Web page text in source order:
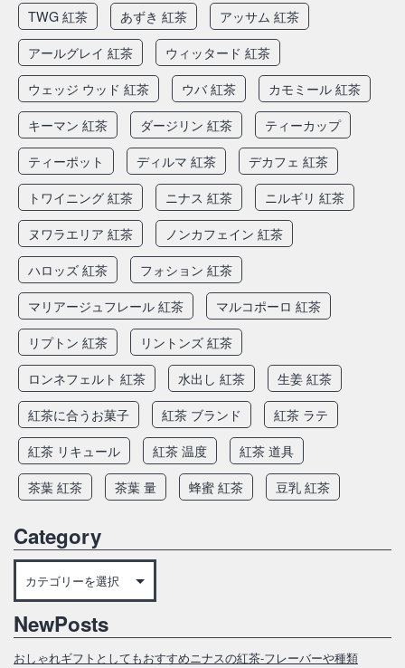
TWG 紅茶 あずき 紅茶
アッサム 紅茶
アールグレイ 紅茶
ウィッタード 紅茶
ウェッジ ウッド 紅茶
ウバ 紅茶
カモミール 紅茶
キーマン 紅茶
ダージリン 紅茶
ティーカップ
ティーポット
ディルマ 紅茶
デカフェ 紅茶
トワイニング 紅茶
ニナス 紅茶
ニルギリ 紅茶
ヌワラエリア 紅茶
ノンカフェイン 紅茶
ハロッズ 紅茶
フォション 紅茶
マリアージュフレール 紅茶
マルコポーロ 紅茶
リプトン 紅茶
リントンズ 紅茶
ロンネフェルト 紅茶
水出し 紅茶
生姜 紅茶
紅茶に合うお菓子
紅茶 ブランド
紅茶 ラテ
紅茶 リキュール
紅茶 温度
紅茶 道具
茶葉 紅茶
茶葉 量 蜂蜜 紅茶 豆乳 紅茶
Category
NewPosts
おしゃれギフトとしてもおすすめニナスの紅茶‐フレーバーや種類